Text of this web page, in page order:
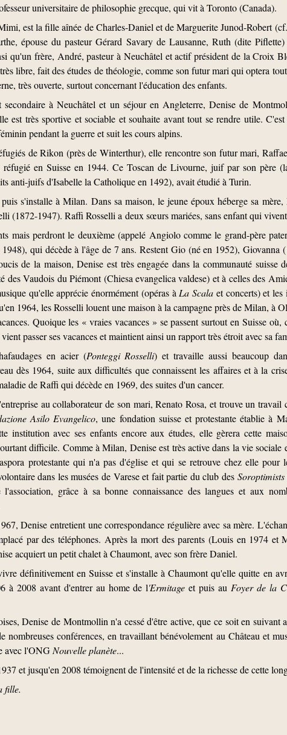
universitaire de philosophie grecque, qui vit à Toronto (Canada).
est la fille aînée de Charles-Daniel et de Marguerite Junod-Robert
épouse du pasteur Gérard Savary de Lausanne, Ruth (dite Piflette)
qu'un frère, André, pasteur à Neuchâtel et actif président de la Croix
libre, fait des études de théologie, comme son futur mari qui optera
très ouverte, surtout concernant l'éducation des enfants.
à Neuchâtel et un séjour en Angleterre, Denise de
est très sportive et sociable et souhaite avant tout se rendre utile.
pendant la guerre et suit les cours alpins.
de Rikon (près de Winterthur), elle rencontre son futur mari,
en Suisse en 1944. Ce Toscan de Livourne, juif par son père
anti-juifs d'Isabelle la Catholique en 1492), avait étudié à Turin.
s'installe à Milan. Dans sa maison, le jeune époux héberge sa
(1872-1947). Raffi Rosselli a deux sœurs mariées, sans enfant qui
mais perdront le deuxième (appelé Angiolo comme le grand-père
qui décède à l'âge de 7 ans. Restent Gio (né en 1952), Giovanna
de la maison, Denise est très engagée dans la communauté suisse
des Vaudois du Piémont (Chiesa evangelica valdese) et à celles des
qu'elle apprécie énormément (opéras à La Scala et concerts) et
1964, les Rosselli louent une maison à la campagne près de Milan, à
Quoique les « vraies vacances » se passent surtout en Suisse où,
passer ses vacances et maintient ainsi un rapport très étroit avec sa
en acier (Ponteggi Rosselli) et travaille aussi beaucoup
dès 1964, suite aux difficultés que connaissent les affaires et à la
de Raffi qui décède en 1969, des suites d'un cancer.
au collaborateur de son mari, Renato Rosa, et trouve un travail
Asilo Evangelico, une fondation suisse et protestante établie à
institution avec ses enfants encore aux études, elle gèrera cette
difficile. Comme à Milan, Denise est très active dans la vie sociale
protestante qui n'a pas d'église et qui se retrouve chez elle pour
dans les musées de Varese et fait partie du club des Soroptimists
grâce à sa bonne connaissance des langues et aux
Denise entretient une correspondance régulière avec sa mère.
par des téléphones. Après la mort des parents (Louis en 1974 et
acquiert un petit chalet à Chaumont, avec son frère Daniel.
définitivement en Suisse et s'installe à Chaumont qu'elle quitte en
à 2008 avant d'entrer au home de l'Ermitage et puis au Foyer de la
Denise de Montmollin n'a cessé d'être active, que ce soit en suivant
nombreuses conférences, en travaillant bénévolement au Château et
avec l'ONG Nouvelle planète...
et jusqu'en 2008 témoignent de l'intensité et de la richesse de cette
fille.